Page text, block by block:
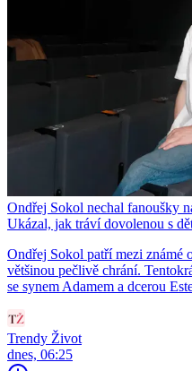
Ondřej Sokol nechal fanoušky
Ukázal, jak tráví dovolenou s
Ondřej Sokol patří mezi známé
většinou pečlivě chrání.
se synem Adamem a dcerou
Trendy Život
dnes, 06:25